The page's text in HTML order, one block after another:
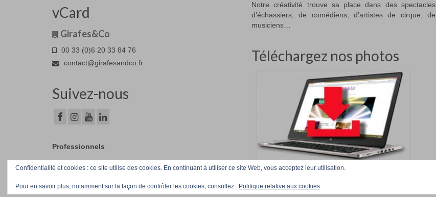
vCard
Girafes&Co
00 33 (0)6 20 33 84 76
contact@girafesandco.fr
Suivez-nous
Professionnels
Notre créativité trouve sa place dans des spectacles
d’échassiers, de comédiens, d’artistes de cirque, de
musiciens…
Téléchargez nos photos
© Girafes&Co 2026
Confidentialité et cookies : ce site utilise des cookies. En continuant à utiliser ce site Web, vous acceptez leur utilisation.
Pour en savoir plus, notamment sur la façon de contrôler les cookies, consultez : Politique relative aux cookies